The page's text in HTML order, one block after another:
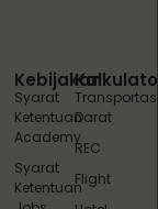
Kebijakan
Syarat
Ketentuan
Academy
Syarat
Ketentuan
Darat
REC
Flight